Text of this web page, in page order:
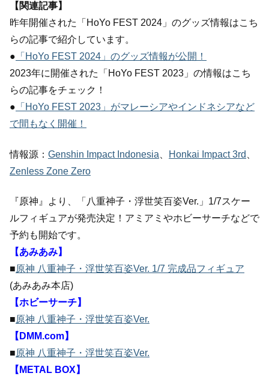
【関連記事】
昨年開催された「HoYo FEST 2024」のグッズ情報はこち
らの記事で紹介しています。
● 「HoYo FEST 2024」のグッズ情報が公開！
2023年に開催された「HoYo FEST 2023」の情報はこち
らの記事をチェック！
● 「HoYo FEST 2023」がマレーシアやインドネシアなど
で間もなく開催！
情報源： Genshin Impact Indonesia Honkai Impact 3rd
Zenless Zone Zero
『原神』より、「八重神子・浮世笑百姿Ver.」1/7スケー
ルフィギュアが発売決定！アミアミやホビーサーチなどで
予約も開始です。
【あみあみ】
■原神 八重神子・浮世笑百姿Ver. 1/7 完成品フィギュア
(あみあみ本店)
【ホビーサーチ】
■原神 八重神子・浮世笑百姿Ver.
【DMM.com】
■原神 八重神子・浮世笑百姿Ver.
【METAL BOX】